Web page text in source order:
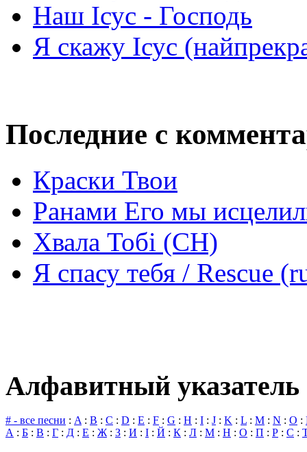
Наш Ісус - Господь
Я скажу Ісус
Последние с
Краски Твои
Ранами Его мы
Хвала Тобі (СН)
Я спасу тебя / Rescue
Алфавитный указатель
# - все песни : A: B : C : D : E : F : G : H : I : J : K : L : M : N : O :
А : Б : В : Г : Д : Е : Ж: З : И : І : Й : К : Л : М : Н : О : П : Р : С :